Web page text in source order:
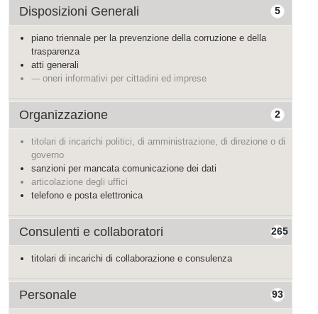
5
Disposizioni Generali
piano triennale per la prevenzione della corruzione e della
trasparenza
atti generali
--- oneri informativi per cittadini ed imprese
2
Organizzazione
titolari di incarichi politici, di amministrazione, di direzione o di
governo
sanzioni per mancata comunicazione dei dati
articolazione degli uffici
telefono e posta elettronica
265
Consulenti e collaboratori
titolari di incarichi di collaborazione e consulenza
93
Personale